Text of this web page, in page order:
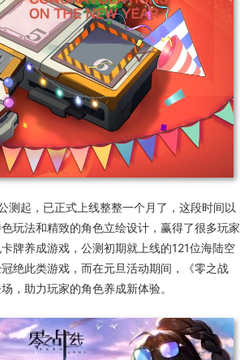
测起，已正式上线整整一个月了，这段时间以
玩法和精致的角色立绘设计，赢得了很多玩家
牌养成游戏，公测初期就上线的121位海陆空
绝此类游戏，而在元旦活动期间，《零之战
，助力玩家的角色养成新体验。